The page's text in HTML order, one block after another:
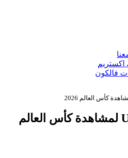
اكستريم
فالكون
أفضل اشتراك UTV لمشاهدة كأس العالم